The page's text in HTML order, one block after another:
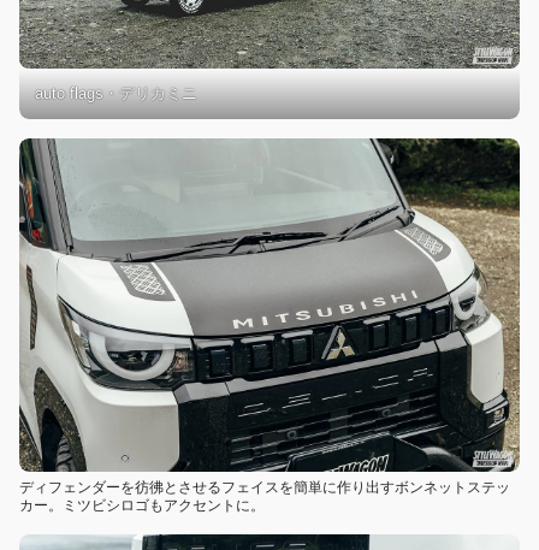
auto flags・デリカミニ
ディフェンダーを彷彿とさせるフェイスを簡単に作り出すボンネットステッ
カー。ミツビシロゴもアクセントに。